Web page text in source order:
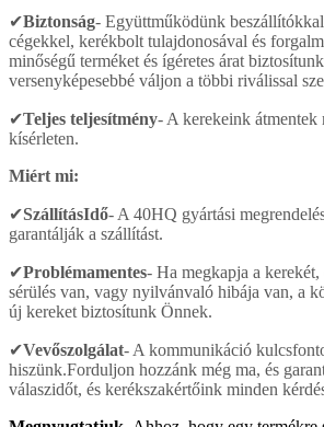
✔Biztonság- Együttműködünk
cégekkel, kerékbolt tulajdonosával és
minőségű terméket és ígéretes árat
versenyképesebbé váljon a többi riválissal
✔Teljes teljesítmény- A kerekeink átmentek
kísérleten.
Miért mi:
✔SzállításIdő- A 40HQ gyártási
garantálják a szállítást.
✔Problémamentes- Ha megkapja a
sérülés van, vagy nyilvánvaló hibája van, a
új kereket biztosítunk Önnek.
✔Vevőszolgálat- A kommunikáció
hiszünk.Forduljon hozzánk még ma, és
válaszidőt, és kerékszakértőink minden